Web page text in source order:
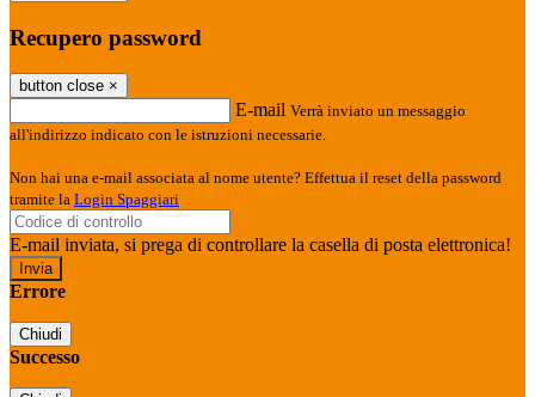
Recupero password
button close ×
E-mail Verrà inviato un messaggio
all'indirizzo indicato con le istruzioni necessarie.
Non hai una e-mail associata al nome utente? Effettua il reset della password
tramite la Login Spaggiari
E-mail inviata, si prega di controllare la casella di posta elettronica!
Errore
Chiudi
Successo